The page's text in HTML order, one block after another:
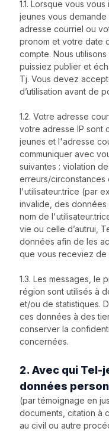
1.1. Lorsque vous
jeunes vous demande
adresse courriel ou
pronom et votre date
compte. Nous
puissiez publier et
Tj. Vous devez
d’utilisation avant de
1.2. Votre adresse
votre adresse IP sont
jeunes et l'adresse
communiquer avec
suivantes : violation
erreurs/circonstances
l'utilisateur.trice (par
invalide, des
nom de
vie ou celle d’autrui,
données afin de les
que vous receviez de
1.3. Les messages, le
région sont utilisés à
et/ou de statistiques.
ces données à des
conserver la
concernées.
2. Avec qui
données
(par témoignage en
documents, citation à
au civil ou autre